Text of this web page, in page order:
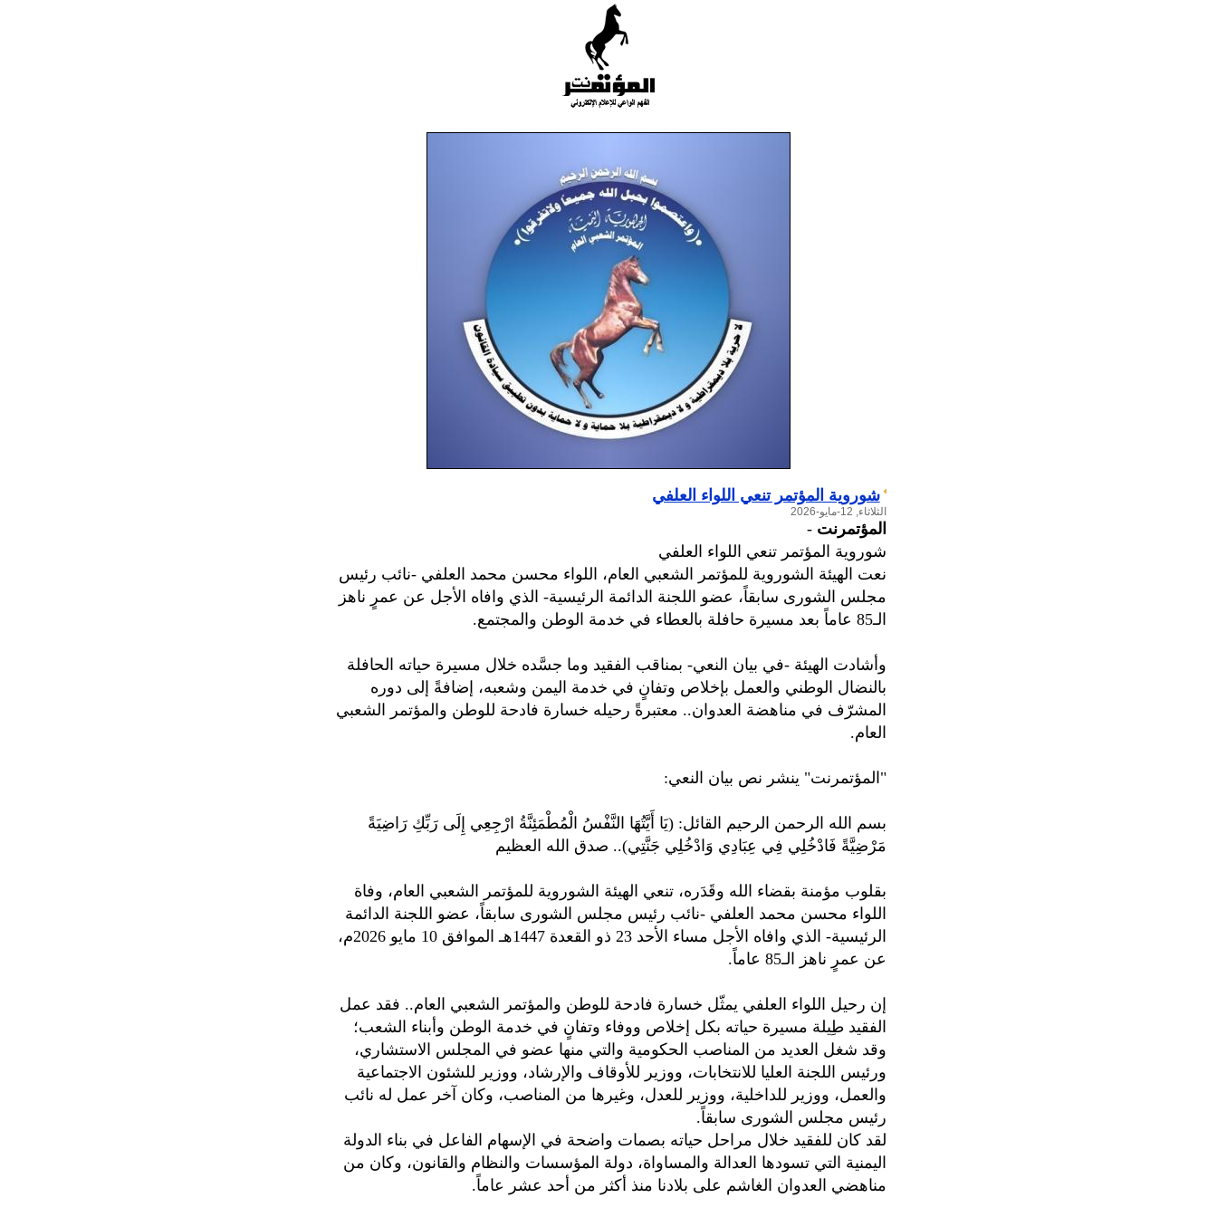
شوروية المؤتمر تنعي اللواء العلفي
الثلاثاء, 12-مايو-2026
المؤتمرنت -
شوروية المؤتمر تنعي اللواء العلفي
نعت الهيئة الشوروية للمؤتمر الشعبي العام، اللواء محسن محمد العلفي -نائب رئيس
مجلس الشورى سابقاً، عضو اللجنة الدائمة الرئيسية- الذي وافاه الأجل عن عمرٍ ناهز
الـ85 عاماً بعد مسيرة حافلة بالعطاء في خدمة الوطن والمجتمع.
وأشادت الهيئة -في بيان النعي- بمناقب الفقيد وما جسَّده خلال مسيرة حياته الحافلة
بالنضال الوطني والعمل بإخلاص وتفانٍ في خدمة اليمن وشعبه، إضافةً إلى دوره
المشرّف في مناهضة العدوان.. معتبرةً رحيله خسارة فادحة للوطن والمؤتمر الشعبي
العام.
"المؤتمرنت" ينشر نص بيان النعي:
بسم الله الرحمن الرحيم القائل: (يَا أَيَّتُهَا النَّفْسُ الْمُطْمَئِنَّةُ ارْجِعِي إِلَى رَبِّكِ رَاضِيَةً
مَرْضِيَّةً فَادْخُلِي فِي عِبَادِي وَادْخُلِي جَنَّتِي).. صدق الله العظيم
بقلوب مؤمنة بقضاء الله وقَدَره، تنعي الهيئة الشوروية للمؤتمر الشعبي العام، وفاة
اللواء محسن محمد العلفي -نائب رئيس مجلس الشورى سابقاً، عضو اللجنة الدائمة
الرئيسية- الذي وافاه الأجل مساء الأحد 23 ذو القعدة 1447هـ الموافق 10 مايو 2026م،
عن عمرٍ ناهز الـ85 عاماً.
إن رحيل اللواء العلفي يمثّل خسارة فادحة للوطن والمؤتمر الشعبي العام.. فقد عمل
الفقيد طِيلة مسيرة حياته بكل إخلاص ووفاء وتفانٍ في خدمة الوطن وأبناء الشعب؛
وقد شغل العديد من المناصب الحكومية والتي منها عضو في المجلس الاستشاري،
ورئيس اللجنة العليا للانتخابات، ووزير للأوقاف والإرشاد، ووزير للشئون الاجتماعية
والعمل، ووزير للداخلية، ووزير للعدل، وغيرها من المناصب، وكان آخر عمل له نائب
رئيس مجلس الشورى سابقاً.
لقد كان للفقيد خلال مراحل حياته بصمات واضحة في الإسهام الفاعل في بناء الدولة
اليمنية التي تسودها العدالة والمساواة، دولة المؤسسات والنظام والقانون، وكان من
مناهضي العدوان الغاشم على بلادنا منذ أكثر من أحد عشر عاماً.